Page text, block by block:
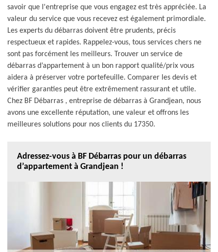
savoir que l'entreprise que vous engagez est très appréciée. La
valeur du service que vous recevez est également primordiale.
Les experts du débarras doivent être prudents, précis
respectueux et rapides. Rappelez-vous, tous services chers ne
sont pas forcément les meilleurs. Trouver un service de
débarras d’appartement à un bon rapport qualité/prix vous
aidera à préserver votre portefeuille. Comparer les devis et
vérifier garanties peut être extrêmement rassurant et utile.
Chez BF Débarras , entreprise de débarras à Grandjean, nous
avons une excellente réputation, une valeur et offrons les
meilleures solutions pour nos clients du 17350.
Adressez-vous à BF Débarras pour un débarras
d’appartement à Grandjean !